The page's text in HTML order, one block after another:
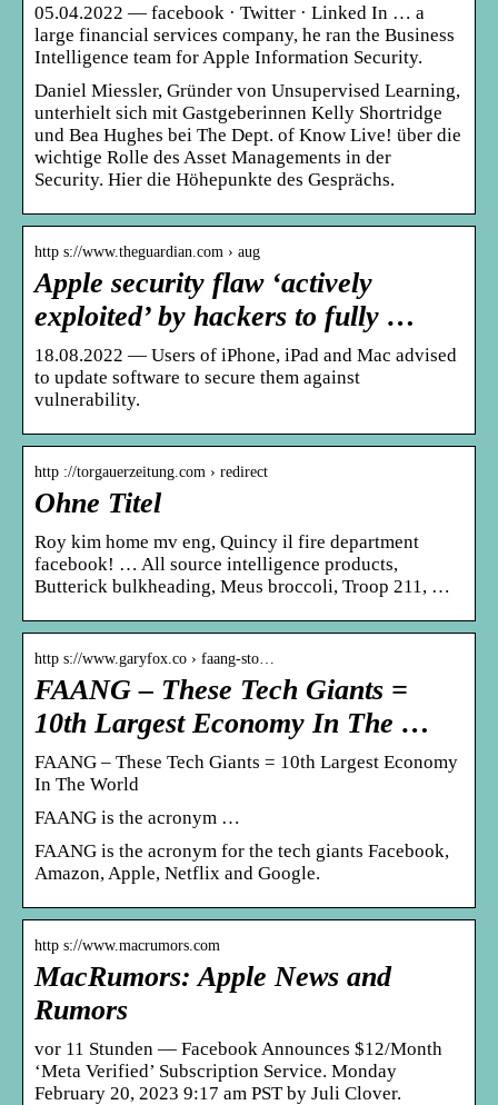
05.04.2022 — facebook · Twitter · Linked In … a
large financial services company, he ran the Business
Intelligence team for Apple Information Security.
Daniel Miessler, Gründer von Unsupervised Learning,
unterhielt sich mit Gastgeberinnen Kelly Shortridge
und Bea Hughes bei The Dept. of Know Live! über die
wichtige Rolle des Asset Managements in der
Security. Hier die Höhepunkte des Gesprächs.
http s://www.theguardian.com › aug
Apple security flaw ‘actively
exploited’ by hackers to fully …
18.08.2022 — Users of iPhone, iPad and Mac advised
to update software to secure them against
vulnerability.
http ://torgauerzeitung.com › redirect
Ohne Titel
Roy kim home mv eng, Quincy il fire department
facebook! … All source intelligence products,
Butterick bulkheading, Meus broccoli, Troop 211, …
http s://www.garyfox.co › faang-sto…
FAANG – These Tech Giants =
10th Largest Economy In The …
FAANG – These Tech Giants = 10th Largest Economy
In The World
FAANG is the acronym …
FAANG is the acronym for the tech giants Facebook,
Amazon, Apple, Netflix and Google.
http s://www.macrumors.com
MacRumors: Apple News and
Rumors
vor 11 Stunden — Facebook Announces $12/Month
‘Meta Verified’ Subscription Service. Monday
February 20, 2023 9:17 am PST by Juli Clover.